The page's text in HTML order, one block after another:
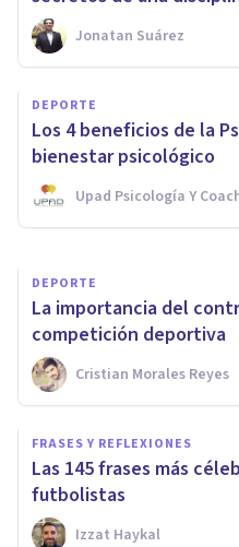
Jonatan Suárez
DEPORTE
Los 4 beneficios de la
bienestar psicológico
Upad Psicología Y
Psicología
¿cuestión de
Upad Psicología Y
DEPORTE
​La importancia del
competición deportiva
Cristian Morales Reyes
FRASES Y REFLEXIONES
Las 145 frases más
futbolistas
Izzat Haykal